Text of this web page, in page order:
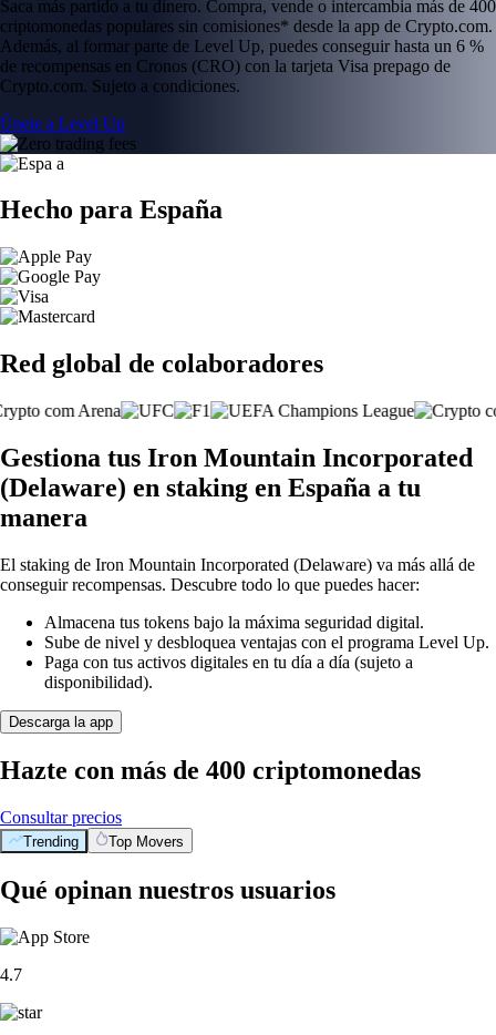
Saca más partido a tu dinero. Compra, vende o intercambia más de 400
criptomonedas populares sin comisiones* desde la app de Crypto.com.
Además, al formar parte de Level Up, puedes conseguir hasta un 6 %
de recompensas en Cronos (CRO) con la tarjeta Visa prepago de
Crypto.com. Sujeto a condiciones.
Únete a Level Up
Hecho para España
Red global de colaboradores
Gestiona tus Iron Mountain Incorporated
(Delaware) en staking en España a tu
manera
El staking de Iron Mountain Incorporated (Delaware) va más allá de
conseguir recompensas. Descubre todo lo que puedes hacer:
Almacena tus tokens bajo la máxima seguridad digital.
Sube de nivel y desbloquea ventajas con el programa Level Up.
Paga con tus activos digitales en tu día a día (sujeto a
disponibilidad).
Descarga la app
Hazte con más de 400 criptomonedas
Consultar precios
Trending Top Movers
Qué opinan nuestros usuarios
4.7